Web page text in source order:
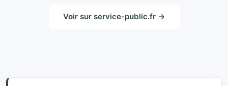
Voir sur service-public.fr →